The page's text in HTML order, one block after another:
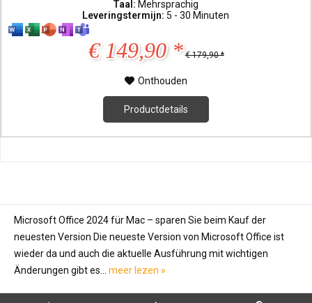
Taal: Mehrsprachig
Leveringstermijn: 5 - 30 Minuten
€ 149,90 * € 179,90 *
Onthouden
Productdetails
Microsoft Office 2024 für Mac – sparen Sie beim Kauf der
neuesten Version Die neueste Version von Microsoft Office ist
wieder da und auch die aktuelle Ausführung mit wichtigen
Änderungen gibt es... meer lezen »